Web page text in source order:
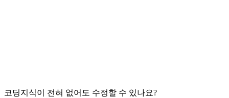
코딩지식이 전혀 없어도 수정할 수 있나요?